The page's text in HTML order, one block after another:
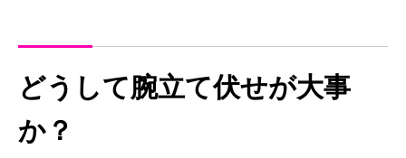
どうして腕立て伏せが大事
か？